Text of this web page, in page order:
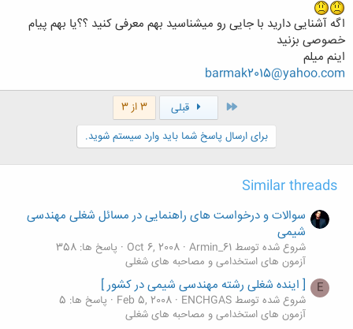
اگه آشنایی دارید با جایی رو میشناسید بهم معرفی کنید ؟؟یا بهم پیام
خصوصی بزنید
اینم میلم
barmak2015@yahoo.com
اول قبلی
3 از 3
برای ارسال پاسخ شما باید وارد سیستم شوید.
Similar threads
سوالات و درخواست های راهنمایی در مسائل شغلی مهندسی
شیمی
شروع شده توسط Armin_61 Oct 6, 2008
پاسخ ها: 358
آزمون های استخدامی و مصاحبه های شغلی
E [ اینده شغلی رشته مهندسی شیمی در کشور ]
شروع شده توسط ENCHGAS Feb 5, 2008
پاسخ ها: 5
آزمون های استخدامی و مصاحبه های شغلی